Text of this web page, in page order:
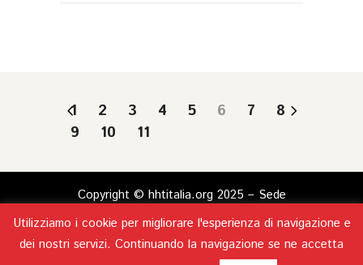
1 2 3 4 5 6 7
8
9
10 11
Copyright © hhtitalia.org 2025 – Sede
00121 Roma – Codice Fiscale 93301800723 –
Privacy
Utilizziamo i cookie per migliorare l'esperienza di navigazione e
dei nostri servizi. Continuando la navigazione se ne accetta